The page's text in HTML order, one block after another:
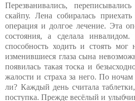
Перезванивались,
скайпу. Лена собиралась
операция и долгое лечение. Эта
состояния, а сделала
способность ходить и стоять
изменившиеся глаза сына
появилась такая тоска и
жалости и страха за него. По
ли? Каждый день считала
поступка. Прежде весёлый и